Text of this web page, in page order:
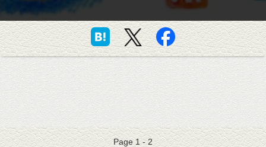
Page 1 - 2